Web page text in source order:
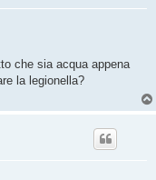
che sia acqua appena
la legionella?